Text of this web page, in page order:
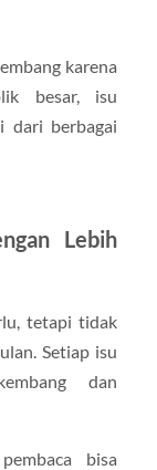
karena
besar, isu
dari berbagai
Lebih
tetapi tidak
Setiap isu
dan
bisa